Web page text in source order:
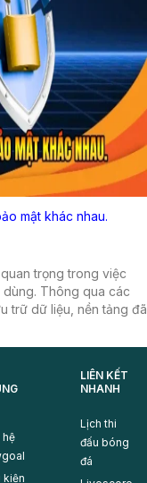
mật khác nhau.
trọng trong việc
Thông qua các
trữ dữ liệu, nền tảng đã
hệ
kiện
LIÊN KẾT
NHANH
Lịch thi
đấu bóng
đá